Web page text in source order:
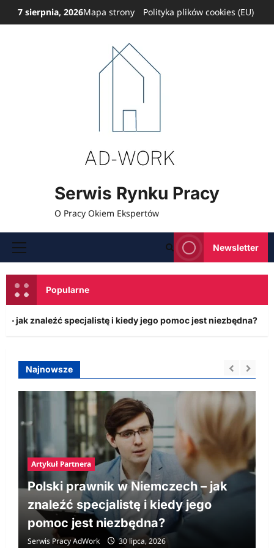
Przejdź7 sierpnia, 2026Mapa strony Polityka plików cookies (EU)
Serwis Rynku Pracy
O Pracy Okiem Ekspertów
Menu
Newsletter
Popularne
specjalistę i kiedy jego pomoc jest niezbędna?
Najnowsze
Artykuł Partnera
Polski prawnik w Niemczech – jak
znaleźć specjalistę i kiedy jego
pomoc jest niezbędna?
Serwis Pracy AdWork 30 lipca, 2026